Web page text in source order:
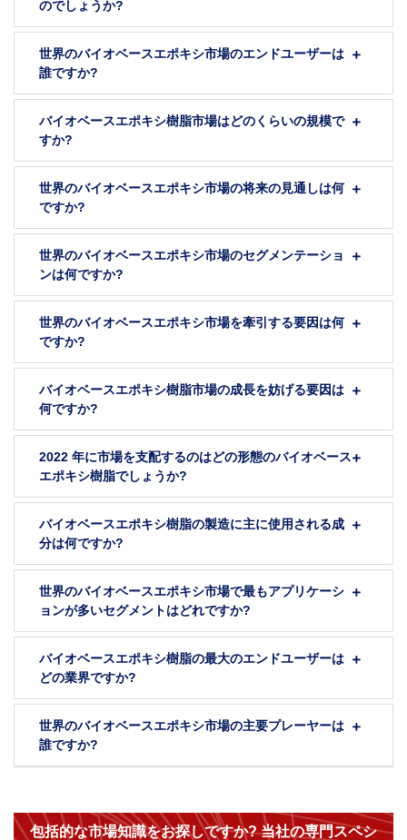
のでしょうか?
世界のバイオベースエポキシ市場のエンドユーザーは
誰ですか?
バイオベースエポキシ樹脂市場はどのくらいの規模で
すか?
世界のバイオベースエポキシ市場の将来の見通しは何
ですか?
世界のバイオベースエポキシ市場のセグメンテーショ
ンは何ですか?
世界のバイオベースエポキシ市場を牽引する要因は何
ですか?
バイオベースエポキシ樹脂市場の成長を妨げる要因は
何ですか?
2022 年に市場を支配するのはどの形態のバイオベース
エポキシ樹脂でしょうか?
バイオベースエポキシ樹脂の製造に主に使用される成
分は何ですか?
世界のバイオベースエポキシ市場で最もアプリケーシ
ョンが多いセグメントはどれですか?
バイオベースエポキシ樹脂の最大のエンドユーザーは
どの業界ですか?
世界のバイオベースエポキシ市場の主要プレーヤーは
誰ですか?
包括的な市場知識をお探しですか? 当社の専門スペシ